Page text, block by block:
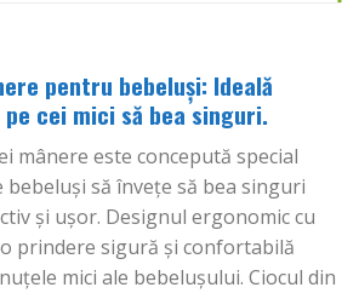
pentru bebeluși: Ideală
cei mici să bea singuri.
mânere este concepută special
să învețe să bea singuri
și ușor. Designul ergonomic cu
prindere sigură și confortabilă
mici ale bebelușului. Ciocul din